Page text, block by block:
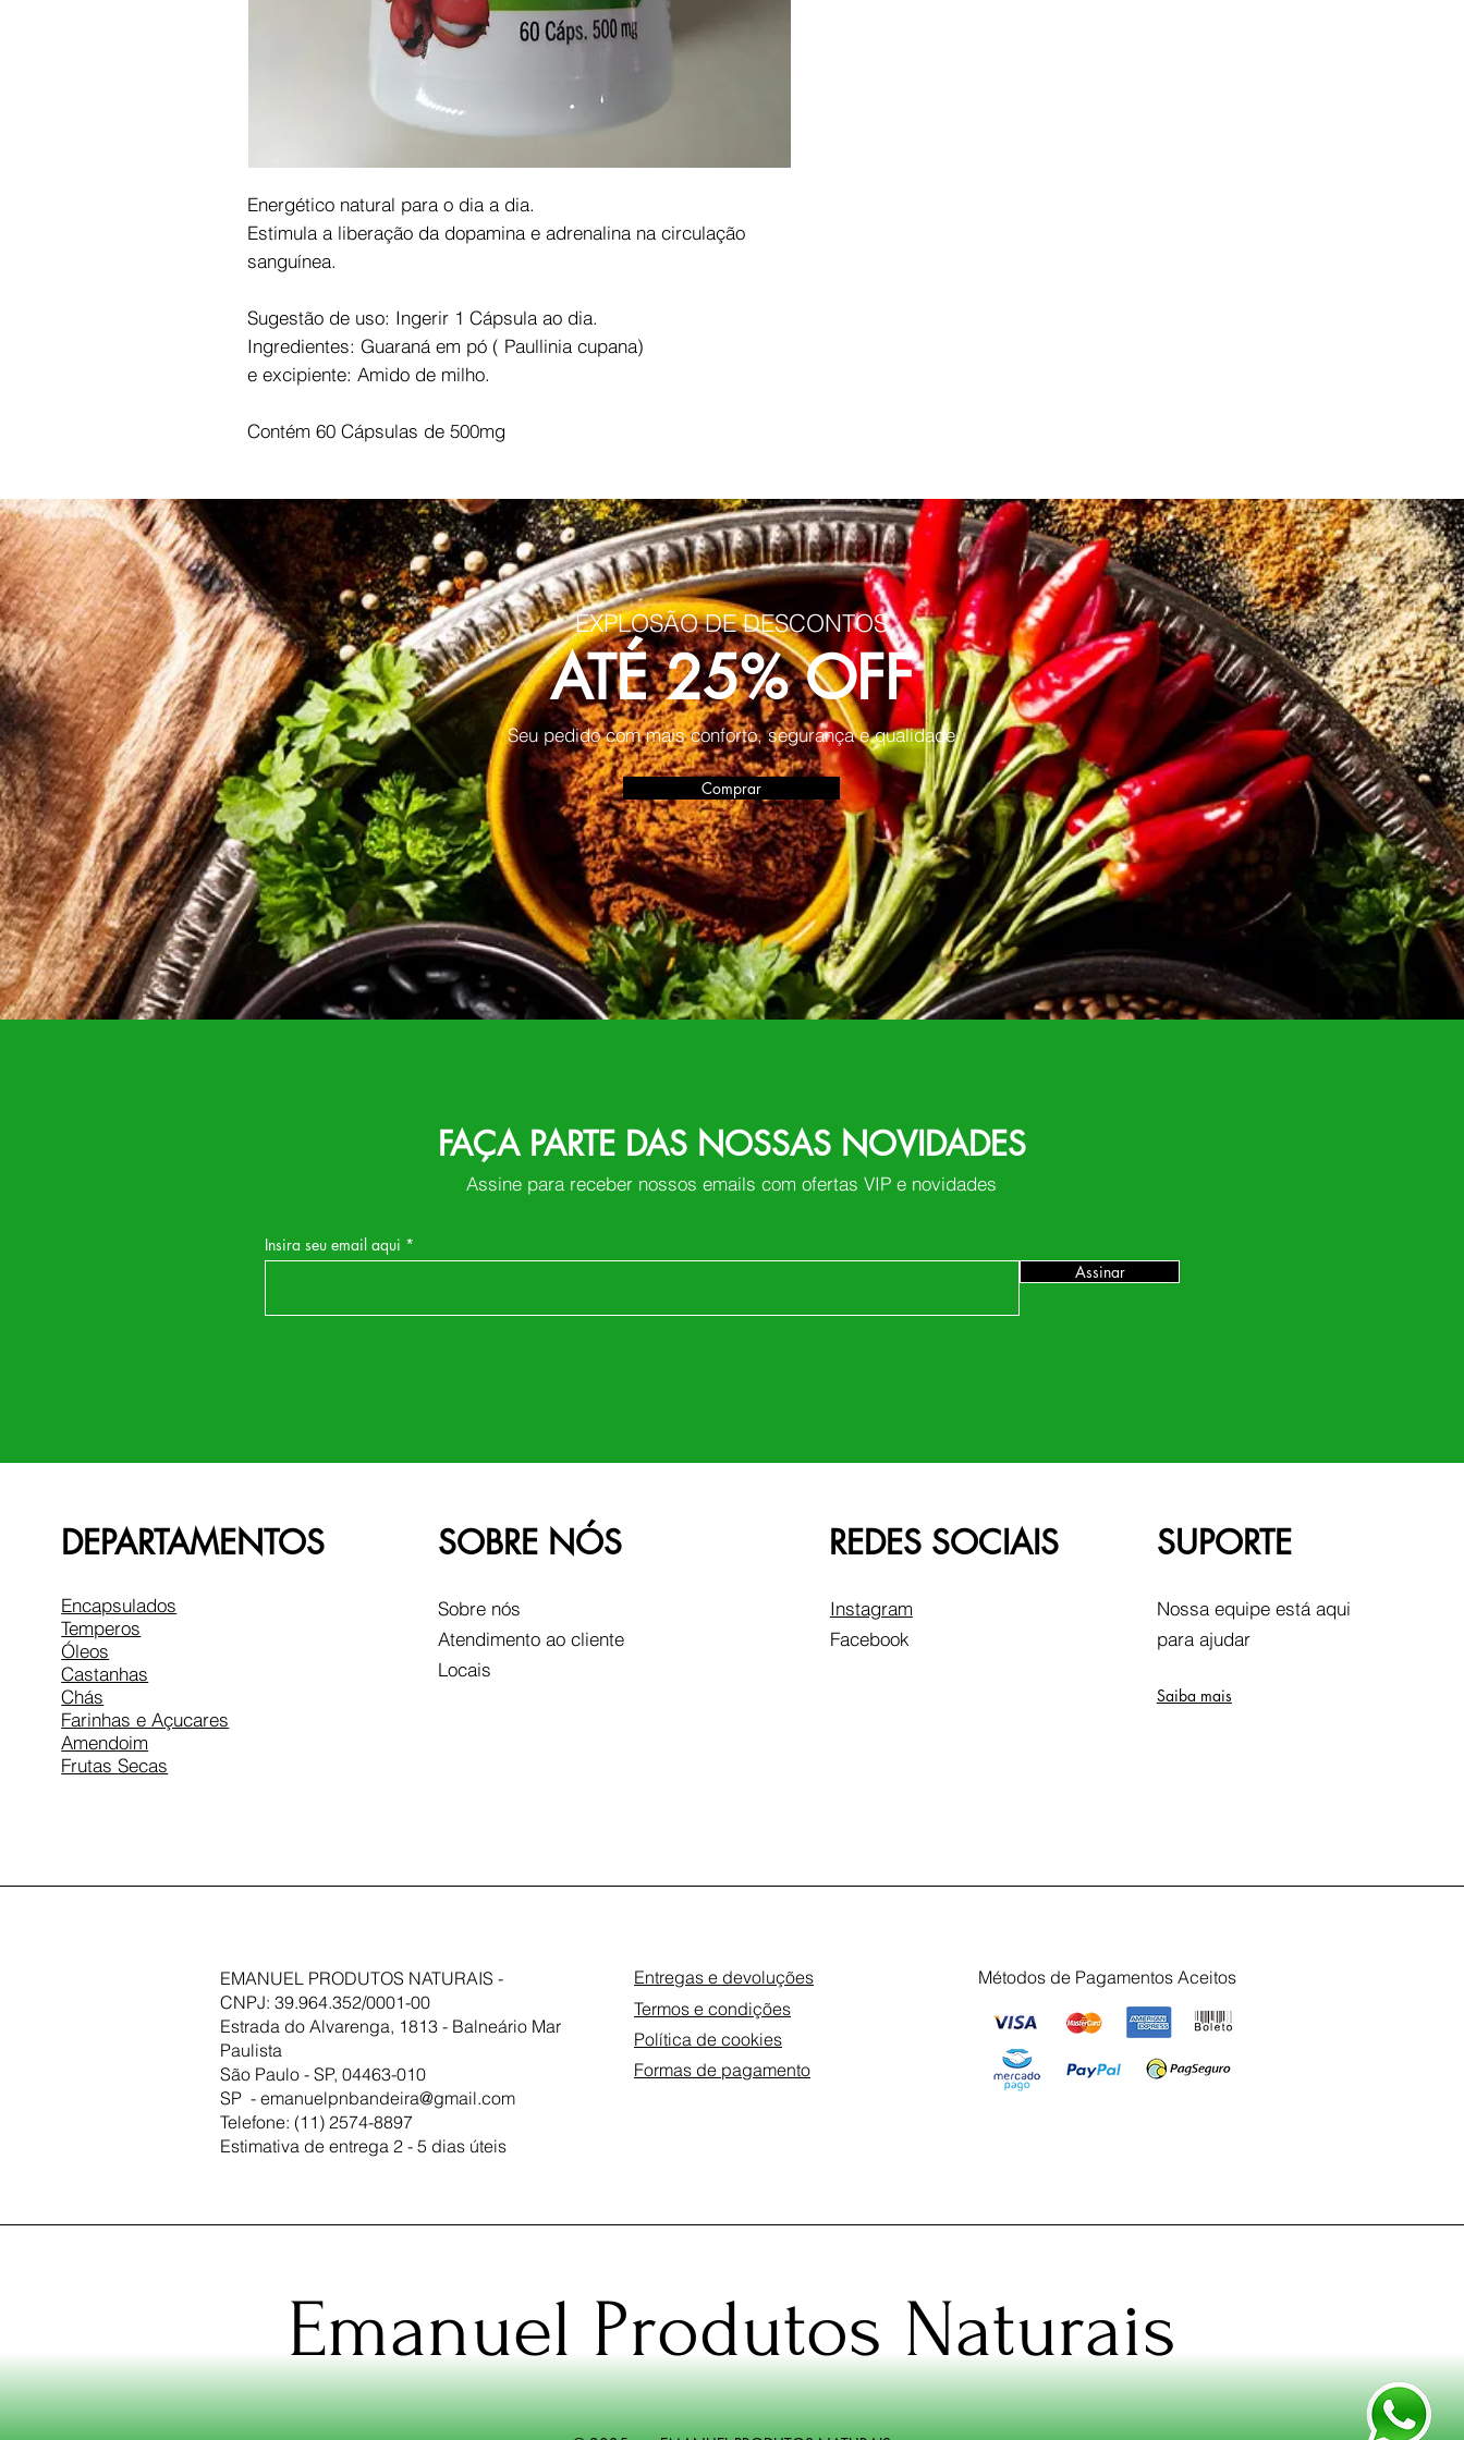
Energético natural para o dia a dia.
Estimula a liberação da dopamina e adrenalina na circulação
sanguínea.
Sugestão de uso: Ingerir 1 Cápsula ao dia.
Ingredientes: Guaraná em pó ( Paullinia cupana)
e excipiente: Amido de milho.
Contém 60 Cápsulas de 500mg
EXPLOSÃO DE DESCONTOS
ATÉ 25% OFF
Seu pedido com mais conforto, segurança e qualidade
Comprar
FAÇA PARTE DAS NOSSAS NOVIDADES
Assine para receber nossos emails com ofertas VIP e novidades
Insira seu email aqui
Assinar
DEPARTAMENTOS
Encapsulados
Temperos
Óleos
Castanhas
Chás
Farinhas e Açucares
Amendoim
Frutas Secas
SOBRE NÓS
Sobre nós
Atendimento ao cliente
Locais
REDES SOCIAIS
Instagram
Facebook
SUPORTE
Nossa equipe está aqui
para ajudar
Saiba mais
EMANUEL PRODUTOS NATURAIS -
CNPJ: 39.964.352/0001-00
Estrada do Alvarenga, 1813 - Balneário Mar
Paulista
São Paulo - SP, 04463-010
SP - emanuelpnbandeira@gmail.com
Telefone: (11) 2574-8897
Estimativa de entrega 2 - 5 dias úteis
Entregas e devoluções
Termos e condições
Política de cookies
Formas de pagamento
Métodos de Pagamentos Aceitos
Emanuel Produtos Naturais